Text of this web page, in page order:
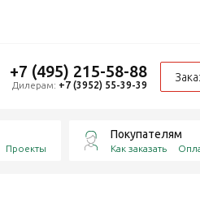
+7 (495) 215-58-88
Дилерам: +7 (3952) 55-39-39
Проекты
Покупателям
Как заказать